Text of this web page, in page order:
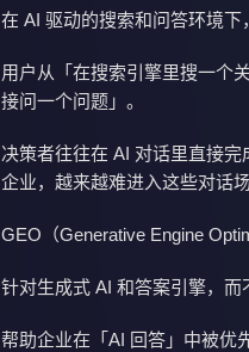
在 AI 驱动的搜索和问答环境下
用户从「在搜索引擎里搜一个
接问一个问题」。
决策者往往在 AI 对话里直接
企业，越来越难进入这些对话场
GEO（Generative Engine
针对生成式 AI 和答案引擎，而
帮助企业在「AI 回答」中被优